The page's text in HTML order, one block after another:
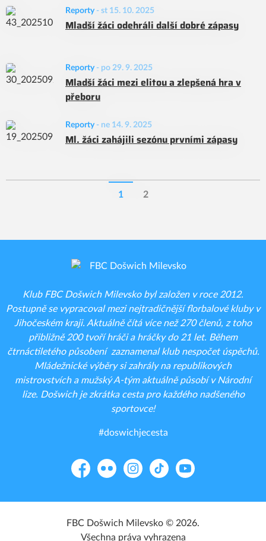
Reporty - st 15. 10. 2025
Mladší žáci odehráli další dobré zápasy
Reporty - po 29. 9. 2025
Mladší žáci mezi elitou a zlepšená hra v
přeboru
Reporty - ne 14. 9. 2025
Ml. žáci zahájili sezónu prvními zápasy
1 2
Klub FBC Došwich Milevsko byl založen v roce 2012.
Postupně se vypracoval mezi nejtradičnější florbalové kluby v
Jihočeském kraji. Aktuálně čítá více než 270 členů, z toho
přibližně 200 tvoří hráči a hráčky do 21 let. Během
čtrnáctiletého působení zaznamenal klub nespočet úspěchů.
Mládežnické výběry si zahrály na republikových
mistrovstvích a mužský A-tým aktuálně působí v Národní
lize. Došwich je zkrátka cesta pro každého nadšeného
sportovce!
#doswichjecesta
FacebookFlickr Instagram
TikTok YouTube
FBC Došwich Milevsko © 2026.
Všechna práva vyhrazena